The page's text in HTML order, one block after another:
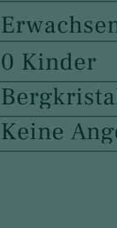
0 Kinder
Keine